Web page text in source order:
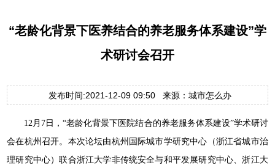
“老龄化背景下医养结合的养老服务体系建设”学
术研讨会召开
发布时间:2021-12-09 09:50 来源：城市怎么办
12月7日，“老龄化背景下医院结合的养老服务体系建设”学术研讨
会在杭州召开。本次论坛由杭州国际城市学研究中心（浙江省城市治
理研究中心）联合浙江大学非传统安全与和平发展研究中心、浙江大